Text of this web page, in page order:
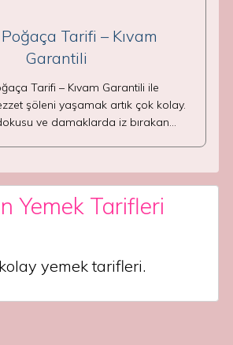
Tarifi – Kıvam
Garantili
Tarifi – Kıvam Garantili ile
şöleni yaşamak artık çok kolay.
ve damaklarda iz bırakan…
Yemek Tarifleri
yemek tarifleri.